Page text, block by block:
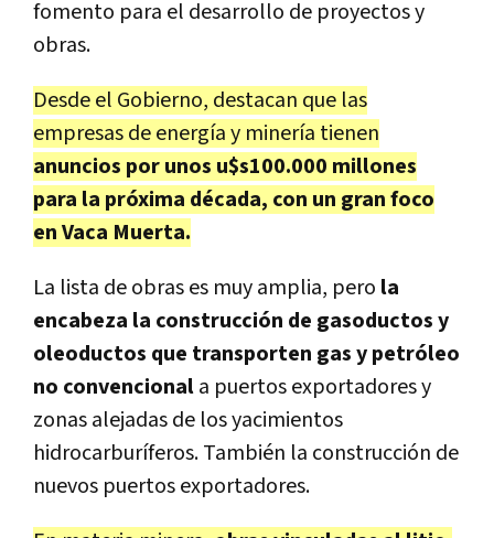
fomento para el desarrollo de proyectos y
obras.
Desde el Gobierno, destacan que las
empresas de energía y minería tienen
anuncios por unos u$s100.000 millones
para la próxima década, con un gran foco
en Vaca Muerta.
La lista de obras es muy amplia, pero la
encabeza la construcción de gasoductos y
oleoductos que transporten gas y petróleo
no convencionala puertos exportadores y
zonas alejadas de los yacimientos
hidrocarburíferos. También la construcción de
nuevos puertos exportadores.